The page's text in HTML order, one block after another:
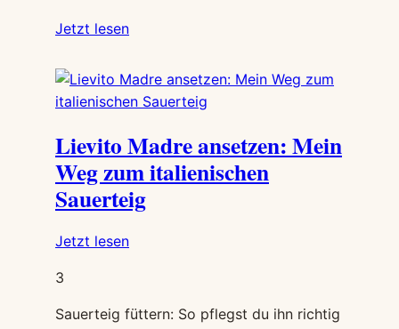
Anleitung
Jetzt lesen:
ist
mein
fertig
zum
Backen?
Lievito Madre ansetzen: Mein
Weg zum italienischen
Sauerteig
Jetzt lesen:
ansetzen:
3
Sauerteig füttern: So pflegst du ihn richtig